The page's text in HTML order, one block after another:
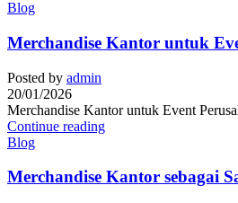
Blog
Merchandise Kantor untuk
Posted by admin
20/01/2026
Merchandise Kantor untuk Event
Continue reading
Blog
Merchandise Kantor sebagai